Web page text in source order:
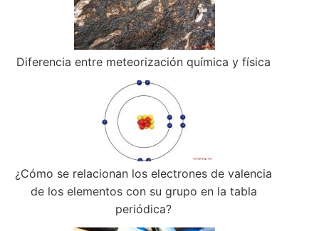
Diferencia entre meteorización química y física
¿Cómo se relacionan los electrones de valencia
de los elementos con su grupo en la tabla
periódica?